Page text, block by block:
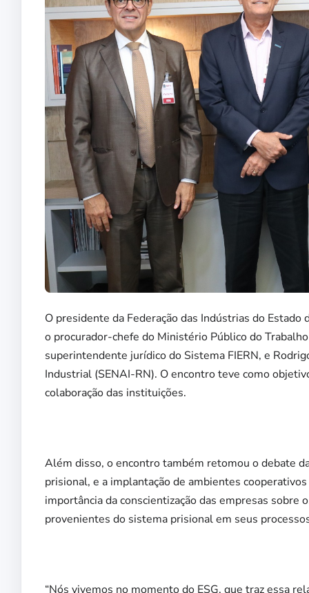
O presidente da Federação das Indústrias do
o procurador-chefe do Ministério Público do
superintendente jurídico do Sistema FIERN, e
Industrial (SENAI-RN). O encontro teve como
colaboração das instituições.
Além disso, o encontro também retomou o debate
prisional, e a implantação de ambientes
importância da conscientização das empresas
provenientes do sistema prisional em seus
“Nós vivemos no momento do ESG, que traz essa